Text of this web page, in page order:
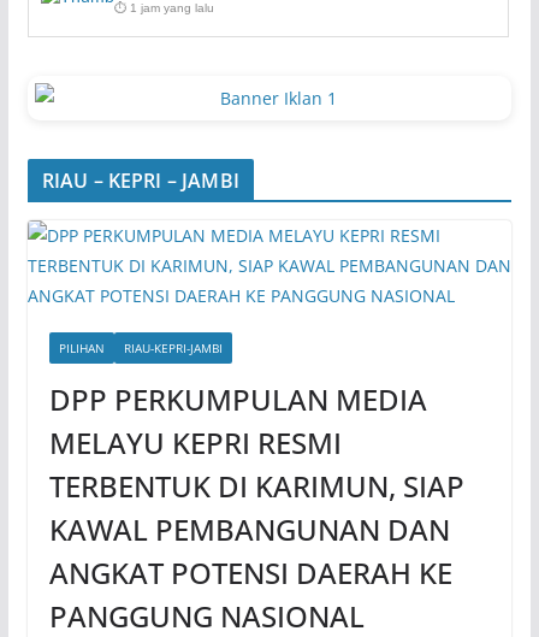
⏱️ 1 jam yang lalu
RIAU – KEPRI – JAMBI
PILIHAN RIAU-KEPRI-JAMBI
DPP PERKUMPULAN MEDIA
MELAYU KEPRI RESMI
TERBENTUK DI KARIMUN, SIAP
KAWAL PEMBANGUNAN DAN
ANGKAT POTENSI DAERAH KE
PANGGUNG NASIONAL